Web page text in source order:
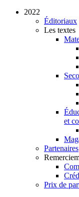
2022
Éditoriaux
Les textes
et
Partenaires
Prix de